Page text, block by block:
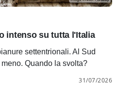
intenso su tutta l'Italia
settentrionali. Al Sud
Quando la svolta?
31/07/2026